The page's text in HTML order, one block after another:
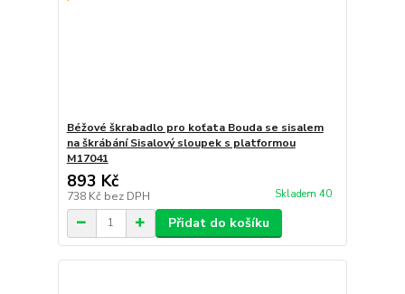
Béžové škrabadlo pro koťata Bouda se sisalem
na škrábání Sisalový sloupek s platformou
M17041
893 Kč
738 Kč bez DPH Skladem 40
Přidat do košíku